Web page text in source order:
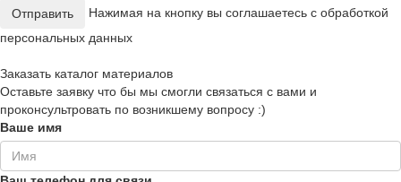
Отправить
Нажимая на кнопку вы соглашаетесь с обработкой
персональных данных
Заказать каталог материалов
Оставьте заявку что бы мы смогли связаться с вами и
проконсультровать по возникшему вопросу :)
Ваше имя